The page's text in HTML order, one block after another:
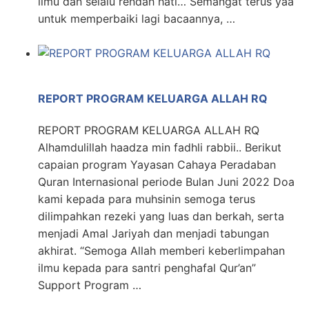
untuk memperbaiki lagi bacaannya, …
REPORT PROGRAM KELUARGA ALLAH RQ
REPORT PROGRAM KELUARGA ALLAH RQ
Alhamdulillah haadza min fadhli rabbii.. Berikut
capaian program Yayasan Cahaya Peradaban
Quran Internasional periode Bulan Juni 2022 Doa
kami kepada para muhsinin semoga terus
dilimpahkan rezeki yang luas dan berkah, serta
menjadi Amal Jariyah dan menjadi tabungan
akhirat. “Semoga Allah memberi keberlimpahan
ilmu kepada para santri penghafal Qur’an”
Support Program …